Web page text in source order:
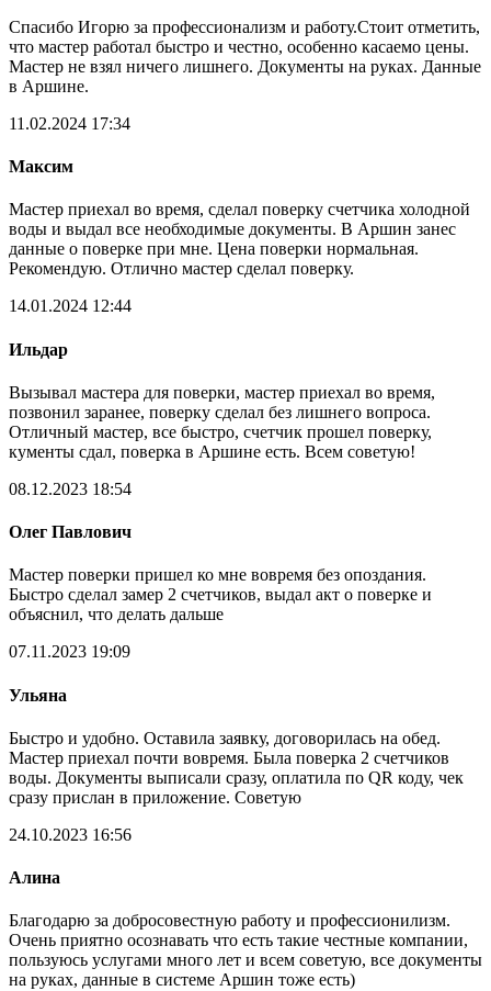
Спасибо Игорю за профессионализм и работу.Стоит отметить,
что мастер работал быстро и честно, особенно касаемо цены.
Мастер не взял ничего лишнего. Документы на руках. Данные
в Аршине.
11.02.2024 17:34
Максим
Мастер приехал во время, сделал поверку счетчика холодной
воды и выдал все необходимые документы. В Аршин занес
данные о поверке при мне. Цена поверки нормальная.
Рекомендую. Отлично мастер сделал поверку.
14.01.2024 12:44
Ильдар
Вызывал мастера для поверки, мастер приехал во время,
позвонил заранее, поверку сделал без лишнего вопроса.
Отличный мастер, все быстро, счетчик прошел поверку,
кументы сдал, поверка в Аршине есть. Всем советую!
08.12.2023 18:54
Олег Павлович
Мастер поверки пришел ко мне вовремя без опоздания.
Быстро сделал замер 2 счетчиков, выдал акт о поверке и
объяснил, что делать дальше
07.11.2023 19:09
Ульяна
Быстро и удобно. Оставила заявку, договорилась на обед.
Мастер приехал почти вовремя. Была поверка 2 счетчиков
воды. Документы выписали сразу, оплатила по QR коду, чек
сразу прислан в приложение. Советую
24.10.2023 16:56
Алина
Благодарю за добросовестную работу и профессионилизм.
Очень приятно осознавать что есть такие честные компании,
пользуюсь услугами много лет и всем советую, все документы
на руках, данные в системе Аршин тоже есть)